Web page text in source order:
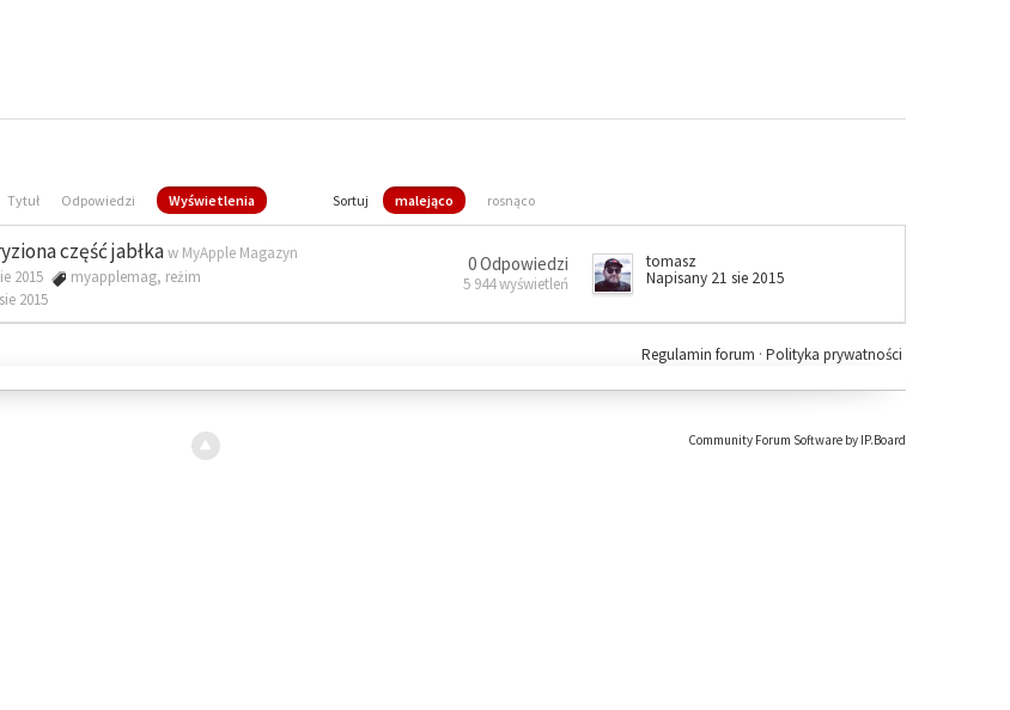
Tytuł Odpowiedzi Wyświetlenia Sortuj malejąco rosnąco
część jabłkaw MyApple Magazyn
2015
myapplemag, reżim
2015
0 Odpowiedzi
5 944 wyświetleń
tomasz
Napisany 21 sie 2015
Polityka prywatności
Regulamin forum ·
Community Forum Software by IP.Board